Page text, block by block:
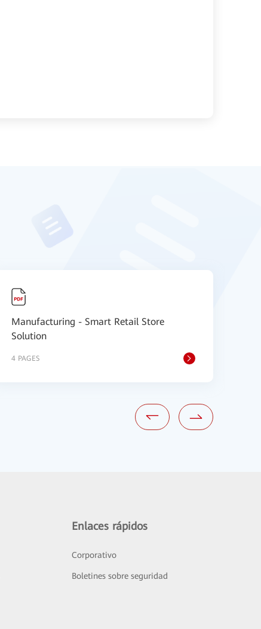
Manufacturing - Smart Retail Store
Solution
4 PAGES
Enlaces rápidos
Corporativo
Boletines sobre seguridad